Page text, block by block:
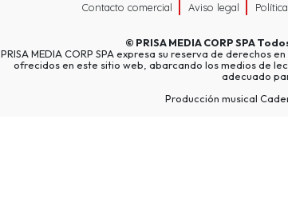
Contacto comercial Aviso legal
© PRISA MEDIA CORP SPA
PRISA MEDIA CORP SPA expresa su reserva de derechos
ofrecidos en este sitio web, abarcando los medios de
adecuado
Producción musical